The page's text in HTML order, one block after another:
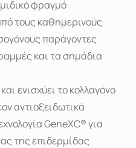
φραγμό
τους καθημερινούς
παράγοντες
και τα σημάδια
ενισχύει το κολλαγόνο
αντιοξειδωτικά
GeneXC® για
της επιδερμίδας